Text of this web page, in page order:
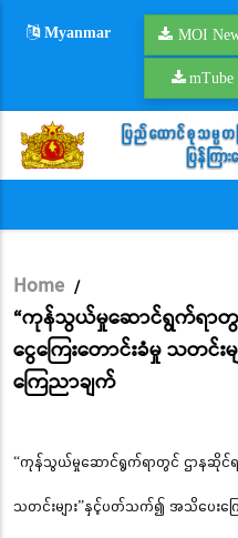
Myanmar MOI
Breadcrumb
Home /
“ကုန်သွယ်မှုဆောင်ရွက်ရာတွ
ငွေကြေးတောင်းခံမှု သတင်
ကြေညာချက်
“ကုန်သွယ်မှုဆောင်ရွက်ရာတွင် ဌာနဆိုင်ရာ
သတင်းများ”နှင့်ပတ်သက်၍ အသိပေးက